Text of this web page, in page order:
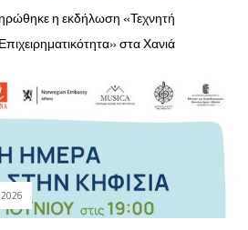
η εκδήλωση «Τεχνητή
στα Χανιά